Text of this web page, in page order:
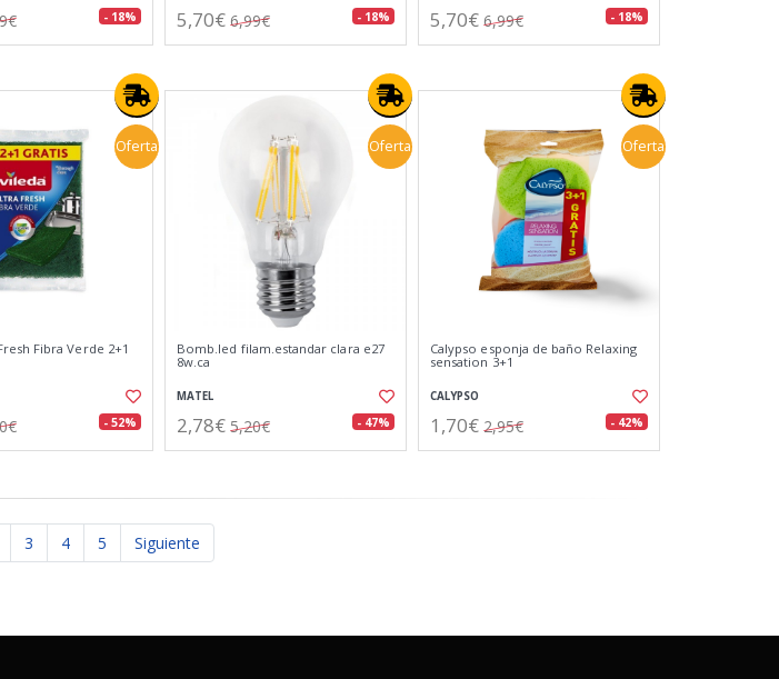
- 18% 5,70€ 6,99€ - 18% 5,70€ 6,99€ - 18%
Oferta
Fibra Verde 2+1
- 52%
Oferta
Bomb.led filam.estandar clara e27
8w.ca
MATEL
2,78€ 5,20€ - 47%
Oferta
Calypso esponja de baño Relaxing
sensation 3+1
CALYPSO
1,70€ 2,95€ - 42%
3 4 5 Siguiente